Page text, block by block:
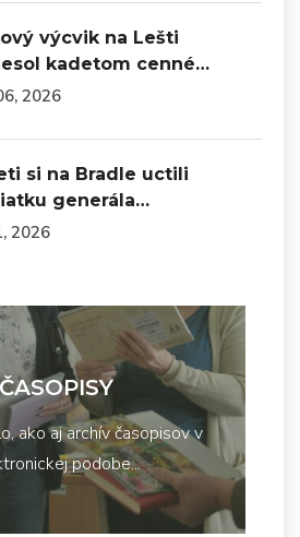
výcvik na Lešti
kadetom cenné…
2026
si na Bradle uctili
generála…
2026
ako aj archív časopisov v
podobe...